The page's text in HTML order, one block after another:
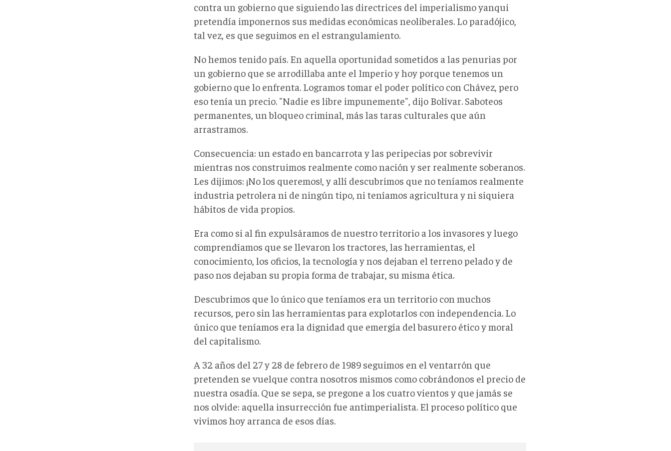
contra un gobierno que siguiendo las directrices del imperialismo yanqui
pretendía imponernos sus medidas económicas neoliberales. Lo paradójico,
tal vez, es que seguimos en el estrangulamiento.
No hemos tenido país. En aquella oportunidad sometidos a las penurias por
un gobierno que se arrodillaba ante el Imperio y hoy porque tenemos un
gobierno que lo enfrenta. Logramos tomar el poder político con Chávez, pero
eso tenía un precio. "Nadie es libre impunemente", dijo Bolívar. Saboteos
permanentes, un bloqueo criminal, más las taras culturales que aún
arrastramos.
Consecuencia: un estado en bancarrota y las peripecias por sobrevivir
mientras nos construimos realmente como nación y ser realmente soberanos.
Les dijimos: ¡No los queremos!, y allí descubrimos que no teníamos realmente
industria petrolera ni de ningún tipo, ni teníamos agricultura y ni siquiera
hábitos de vida propios.
Era como si al fin expulsáramos de nuestro territorio a los invasores y luego
comprendíamos que se llevaron los tractores, las herramientas, el
conocimiento, los oficios, la tecnología y nos dejaban el terreno pelado y de
paso nos dejaban su propia forma de trabajar, su misma ética.
Descubrimos que lo único que teníamos era un territorio con muchos
recursos, pero sin las herramientas para explotarlos con independencia. Lo
único que teníamos era la dignidad que emergía del basurero ético y moral
del capitalismo.
A 32 años del 27 y 28 de febrero de 1989 seguimos en el ventarrón que
pretenden se vuelque contra nosotros mismos como cobrándonos el precio de
nuestra osadía. Que se sepa, se pregone a los cuatro vientos y que jamás se
nos olvide: aquella insurrección fue antimperialista. El proceso político que
vivimos hoy arranca de esos días.